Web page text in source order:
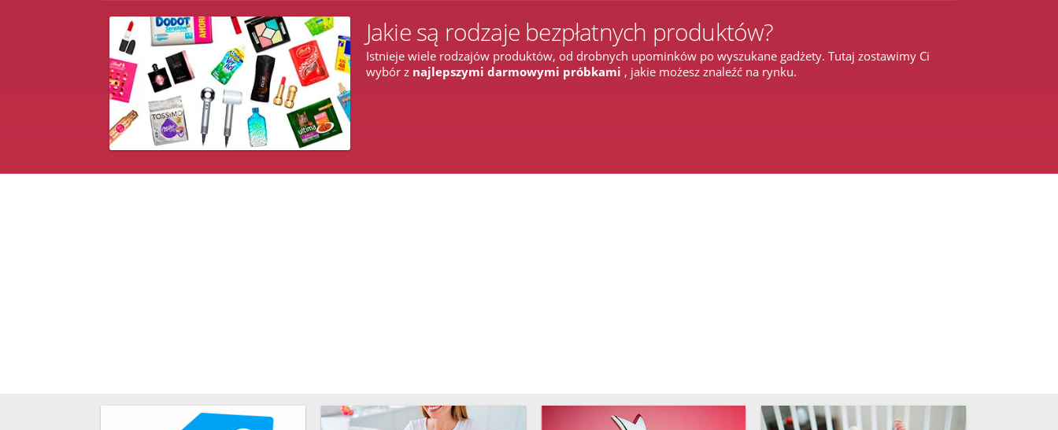
Jakie są rodzaje bezpłatnych produktów?
Istnieje wiele rodzajów produktów, od drobnych upominków po wyszukane gadżety. Tutaj zostawimy Ci
wybór z najlepszymi darmowymi próbkami , jakie możesz znaleźć na rynku.